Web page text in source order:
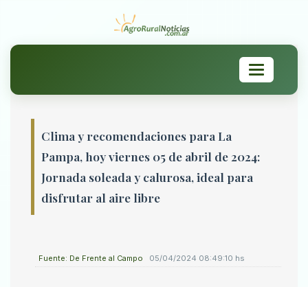
Toggle
navigation
Clima y recomendaciones para La
Pampa, hoy viernes 05 de abril de 2024:
Jornada soleada y calurosa, ideal para
disfrutar al aire libre
Fuente: De Frente al Campo 05/04/2024 08:49:10 hs